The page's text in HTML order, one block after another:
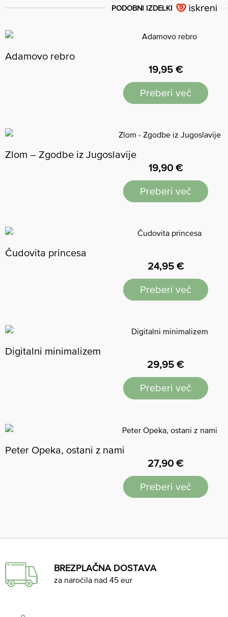
PODOBNI IZDELKI
Adamovo rebro
19,95 €
Preberi več
Zlom – Zgodbe iz Jugoslavije
19,90 €
Preberi več
Čudovita princesa
24,95 €
Preberi več
Digitalni minimalizem
29,95 €
Preberi več
Peter Opeka, ostani z nami
27,90 €
Preberi več
BREZPLAČNA DOSTAVA
za naročila nad 45 eur